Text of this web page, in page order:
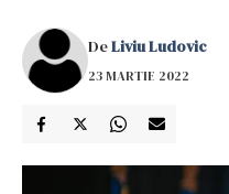
DeLiviu Ludovic
23 MARTIE 2022